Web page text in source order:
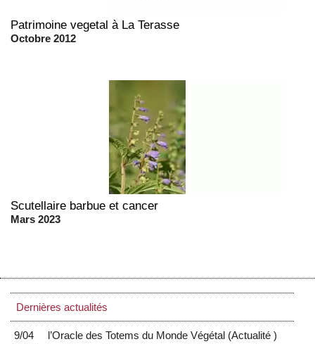
Patrimoine vegetal à La Terasse
Octobre 2012
Scutellaire barbue et cancer
Mars 2023
Dernières actualités
9/04 l’Oracle des Totems du Monde Végétal (Actualité)